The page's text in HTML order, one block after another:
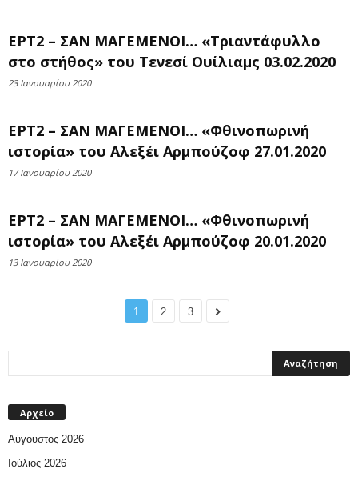
ΕΡΤ2 – ΣΑΝ ΜΑΓΕΜΕΝΟΙ… «Τριαντάφυλλο
στο στήθος» του Τενεσί Ουίλιαμς 03.02.2020
23 Ιανουαρίου 2020
ΕΡΤ2 – ΣΑΝ ΜΑΓΕΜΕΝΟΙ… «Φθινοπωρινή
ιστορία» του Αλεξέι Αρμπούζοφ 27.01.2020
17 Ιανουαρίου 2020
ΕΡΤ2 – ΣΑΝ ΜΑΓΕΜΕΝΟΙ… «Φθινοπωρινή
ιστορία» του Αλεξέι Αρμπούζοφ 20.01.2020
13 Ιανουαρίου 2020
1 2 3
Αρχείο
Αύγουστος 2026
Ιούλιος 2026